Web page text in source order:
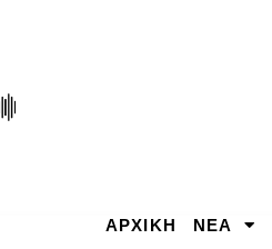
ΑΡΧΙΚΉ ΝΕΑ